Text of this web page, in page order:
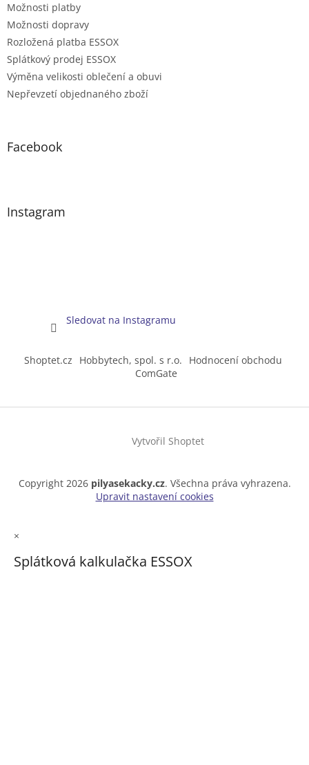
Možnosti platby
Možnosti dopravy
Rozložená platba ESSOX
Splátkový prodej ESSOX
Výměna velikosti oblečení a obuvi
Nepřevzetí objednaného zboží
Facebook
Instagram
Sledovat na Instagramu
Shoptet.cz Hobbytech, spol. s r.o.
Hodnocení obchodu
ComGate
Vytvořil Shoptet
Copyright 2026 pilyasekacky.cz. Všechna práva vyhrazena.
Upravit nastavení cookies
×
Splátková kalkulačka ESSOX